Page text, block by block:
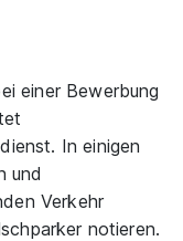
einer Bewerbung
In einigen
und
Verkehr
notieren.